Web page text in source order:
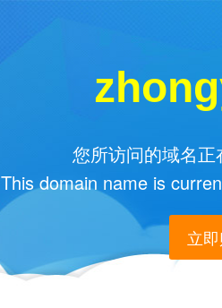
您所访问的域名
This domain name is
立